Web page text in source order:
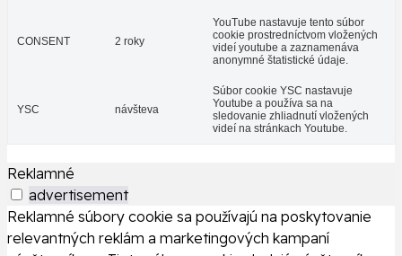
CONSENT 2 roky
YouTube nastavuje tento súbor
cookie prostredníctvom vložených
videí youtube a zaznamenáva
anonymné štatistické údaje.
YSC návšteva
Súbor cookie YSC nastavuje
Youtube a používa sa na
sledovanie zhliadnutí vložených
videí na stránkach Youtube.
Reklamné
advertisement
Reklamné súbory cookie sa používajú na poskytovanie
relevantných reklám a marketingových kampaní